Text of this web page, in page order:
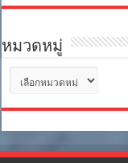
หมวดหมู่
หมู่